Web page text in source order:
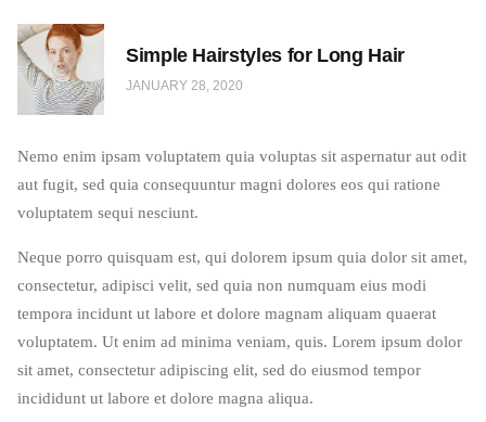
Simple Hairstyles for Long Hair
JANUARY 28, 2020
Nemo enim ipsam voluptatem quia voluptas sit aspernatur aut odit
aut fugit, sed quia consequuntur magni dolores eos qui ratione
voluptatem sequi nesciunt.
Neque porro quisquam est, qui dolorem ipsum quia dolor sit amet,
consectetur, adipisci velit, sed quia non numquam eius modi
tempora incidunt ut labore et dolore magnam aliquam quaerat
voluptatem. Ut enim ad minima veniam, quis. Lorem ipsum dolor
sit amet, consectetur adipiscing elit, sed do eiusmod tempor
incididunt ut labore et dolore magna aliqua.